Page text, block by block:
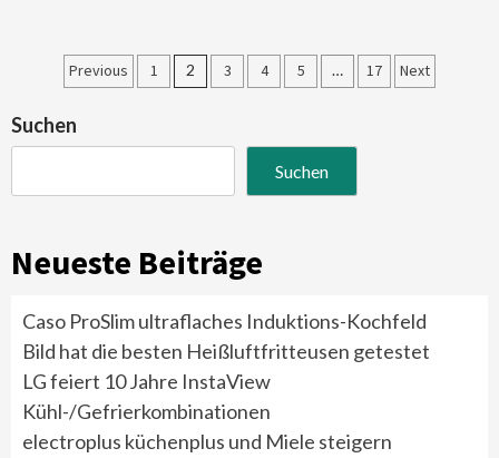
Seitennummerierung
der
Beiträge
Previous 1 2 3 4 5 … 17 Next
Suchen
Suchen
Neueste Beiträge
Caso ProSlim ultraflaches Induktions-Kochfeld
Bild hat die besten Heißluftfritteusen getestet
LG feiert 10 Jahre InstaView
Kühl-/Gefrierkombinationen
electroplus küchenplus und Miele steigern